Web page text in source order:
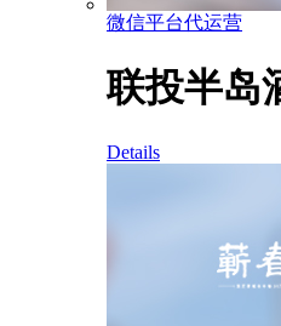
微信平台代运营
联投半岛
Details